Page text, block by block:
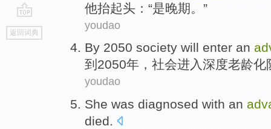
go
top
返回词典
他抬起头：“是晚期 。”
youdao
By 2050 society will enter an
到 2050年， 社会进入深度老龄化
youdao
She was diagnosed with an
died.